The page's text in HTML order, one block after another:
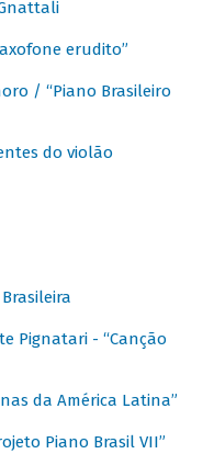
erudito”
/ “Piano Brasileiro
do violão
Pignatari - “Canção
da América Latina”
Piano Brasil VII”